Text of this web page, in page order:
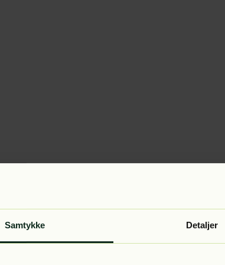
Samtykke Detaljer